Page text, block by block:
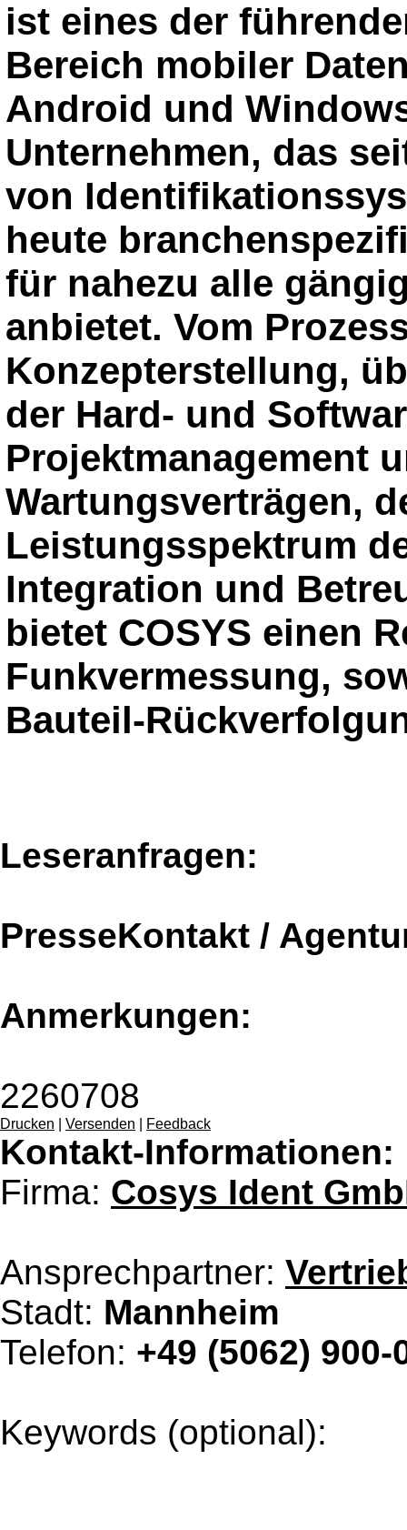
ist eines der
Bereich mobiler
Android und
Unternehmen, das
von
heute
für nahezu alle
anbietet. Vom
Konzepterstellung,
der Hard- und
Projektmanagement
Wartungsverträgen,
Leistungsspektrum
Integration und
bietet COSYS einen
Funkvermessung,
Bauteil-
Leseranfragen:
PresseKontakt /
Anmerkungen:
2260708
Drucken Versenden Feedback
Kontakt-Informationen:
Firma: Cosys Ident
Ansprechpartner:
Stadt: Mannheim
Telefon: +49 (5062) 900-
Keywords (optional):